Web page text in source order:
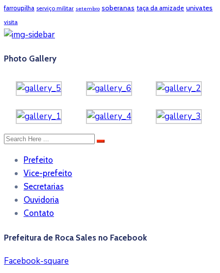
farroupilha serviço militar setembro soberanas taça da amizade univates
visita
Photo Gallery
Prefeito
Vice-prefeito
Secretarias
Ouvidoria
Contato
Prefeitura de Roca Sales no Facebook
Facebook-square